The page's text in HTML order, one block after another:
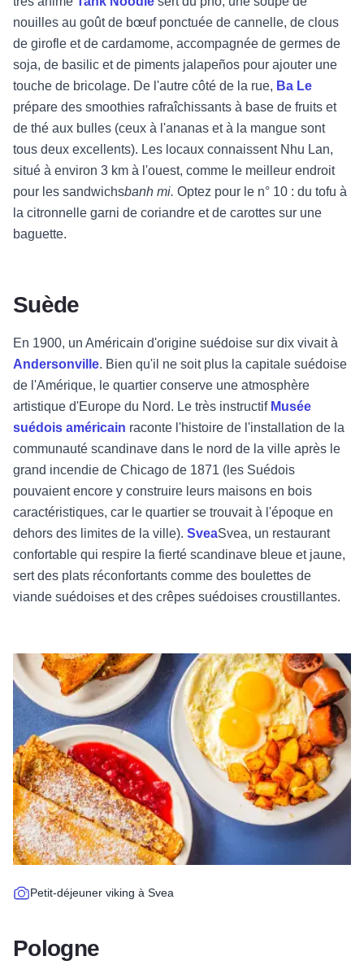
nouilles au goût de bœuf ponctuée de cannelle, de clous
de girofle et de cardamome, accompagnée de germes de
soja, de basilic et de piments jalapeños pour ajouter une
touche de bricolage. De l'autre côté de la rue, Ba Le
prépare des smoothies rafraîchissants à base de fruits et
de thé aux bulles (ceux à l'ananas et à la mangue sont
tous deux excellents). Les locaux connaissent Nhu Lan,
situé à environ 3 km à l'ouest, comme le meilleur endroit
pour les sandwichsbanh mi. Optez pour le n° 10 : du tofu à
la citronnelle garni de coriandre et de carottes sur une
baguette.
Suède
En 1900, un Américain d'origine suédoise sur dix vivait à
Andersonville. Bien qu'il ne soit plus la capitale suédoise
de l'Amérique, le quartier conserve une atmosphère
artistique d'Europe du Nord. Le très instructif Musée
suédois américain raconte l'histoire de l'installation de la
communauté scandinave dans le nord de la ville après le
grand incendie de Chicago de 1871 (les Suédois
pouvaient encore y construire leurs maisons en bois
caractéristiques, car le quartier se trouvait à l'époque en
dehors des limites de la ville). SveaSvea, un restaurant
confortable qui respire la fierté scandinave bleue et jaune,
sert des plats réconfortants comme des boulettes de
viande suédoises et des crêpes suédoises croustillantes.
Petit-déjeuner viking à Svea
Pologne